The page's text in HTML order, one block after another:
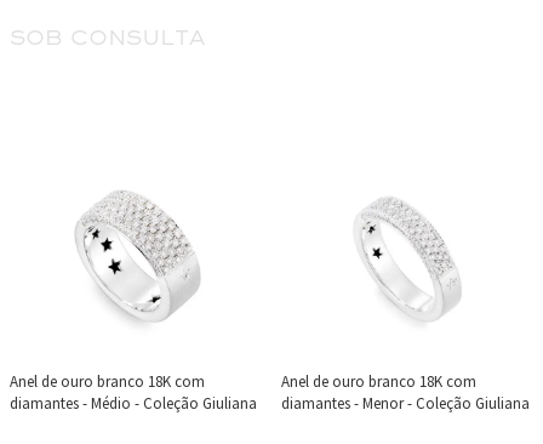
sob consulta
Anel de ouro branco 18K com
diamantes - Médio - Coleção Giuliana
Anel de ouro branco 18K com
diamantes - Menor - Coleção Giuliana